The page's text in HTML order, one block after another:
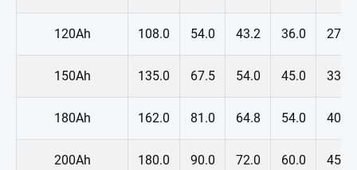
120Ah 108.0 54.0 43.2 36.0 27.0
150Ah 135.0 67.5 54.0 45.0 33.8
180Ah 162.0 81.0 64.8 54.0 40.5
200Ah 180.0 90.0 72.0 60.0 45.0